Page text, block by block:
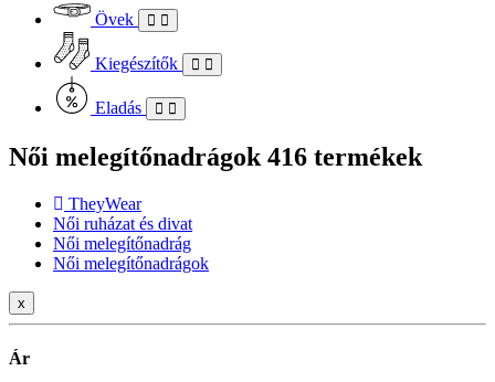
Övek
Kiegészítők
Eladás
Női melegítőnadrágok 416 termékek
TheyWear
Női ruházat és divat
Női melegítőnadrág
Női melegítőnadrágok
x
Ár